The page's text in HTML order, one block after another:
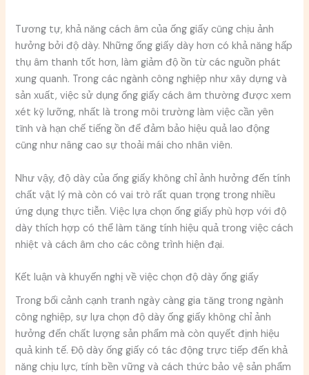
Tương tự, khả năng cách âm của ống giấy cũng chịu ảnh
hưởng bởi độ dày. Những ống giấy dày hơn có khả năng hấp
thụ âm thanh tốt hơn, làm giảm độ ồn từ các nguồn phát
xung quanh. Trong các ngành công nghiệp như xây dựng và
sản xuất, việc sử dụng ống giấy cách âm thường được xem
xét kỹ lưỡng, nhất là trong môi trường làm việc cần yên
tĩnh và hạn chế tiếng ồn để đảm bảo hiệu quả lao động
cũng như nâng cao sự thoải mái cho nhân viên.
Như vậy, độ dày của ống giấy không chỉ ảnh hưởng đến tính
chất vật lý mà còn có vai trò rất quan trọng trong nhiều
ứng dụng thực tiễn. Việc lựa chọn ống giấy phù hợp với độ
dày thích hợp có thể làm tăng tính hiệu quả trong việc cách
nhiệt và cách âm cho các công trình hiện đại.
Kết luận và khuyến nghị về việc chọn độ dày ống giấy
Trong bối cảnh cạnh tranh ngày càng gia tăng trong ngành
công nghiệp, sự lựa chọn độ dày ống giấy không chỉ ảnh
hưởng đến chất lượng sản phẩm mà còn quyết định hiệu
quả kinh tế. Độ dày ống giấy có tác động trực tiếp đến khả
năng chịu lực, tính bền vững và cách thức bảo vệ sản phẩm